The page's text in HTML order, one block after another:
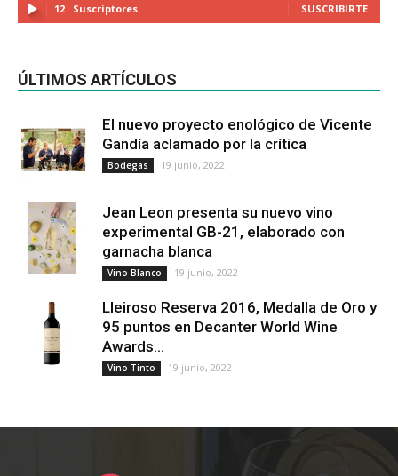
12 Suscriptores SUSCRIBIRTE
ÚLTIMOS ARTÍCULOS
El nuevo proyecto enológico de Vicente
Gandía aclamado por la crítica
Bodegas 19 junio, 2022
Jean Leon presenta su nuevo vino
experimental GB-21, elaborado con
garnacha blanca
Vino Blanco 19 junio, 2022
Lleiroso Reserva 2016, Medalla de Oro y
95 puntos en Decanter World Wine
Awards...
Vino Tinto 19 junio, 2022